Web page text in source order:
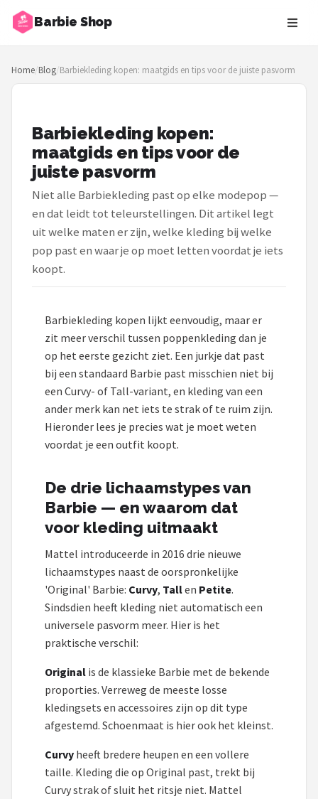
Barbie Shop
Zoeken
NAVIGATIE
Merken
Blog
Poppen
Meubeltjes
POPULAIRE MERKEN
Barbie
Paola Reina
Mattel
Rainbow High
Disney
Corolle
Heless
L.O.L. Surprise!
Monster High
Alle merken →
Home/Blog/Barbiekleding kopen: maatgids en tips voor de juiste pasvorm
Barbiekleding kopen:
maatgids en tips voor de
juiste pasvorm
Niet alle Barbiekleding past op elke modepop —
en dat leidt tot teleurstellingen. Dit artikel legt
uit welke maten er zijn, welke kleding bij welke
pop past en waar je op moet letten voordat je iets
koopt.
Barbiekleding kopen lijkt eenvoudig, maar er
zit meer verschil tussen poppenkleding dan je
op het eerste gezicht ziet. Een jurkje dat past
bij een standaard Barbie past misschien niet bij
een Curvy- of Tall-variant, en kleding van een
ander merk kan net iets te strak of te ruim zijn.
Hieronder lees je precies wat je moet weten
voordat je een outfit koopt.
De drie lichaamstypes van
Barbie — en waarom dat
voor kleding uitmaakt
Mattel introduceerde in 2016 drie nieuwe
lichaamstypes naast de oorspronkelijke
'Original' Barbie: Curvy, Tallen Petite.
Sindsdien heeft kleding niet automatisch een
universele pasvorm meer. Hier is het
praktische verschil:
Original is de klassieke Barbie met de bekende
proporties. Verreweg de meeste losse
kledingsets en accessoires zijn op dit type
afgestemd. Schoenmaat is hier ook het kleinst.
Curvy heeft bredere heupen en een vollere
taille. Kleding die op Original past, trekt bij
Curvy strak of sluit het ritsje niet. Mattel